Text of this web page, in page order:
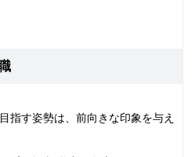
指す姿勢は、前向きな印象を与え